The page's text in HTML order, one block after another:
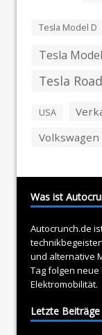
Tesla Model D
Tesla
Tesla
USA
Volkswagen
Was ist
Autocrunch.de
und alternative
Tag folgen
Elektromobilität.
Letzte Beiträge